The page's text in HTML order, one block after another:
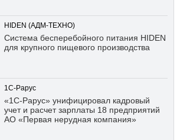
HIDEN (АДМ-ТЕХНО)
Система бесперебойного питания HIDEN
для крупного пищевого производства
1С-Рарус
«1С-Рарус» унифицировал кадровый
учет и расчет зарплаты 18 предприятий
АО «Первая нерудная компания»